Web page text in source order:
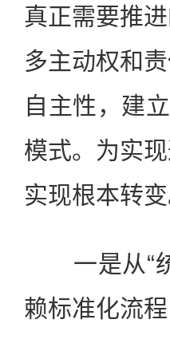
真正需要推
多主动权和
自主性，建
模式。为实
实现根本转变
一是从“统
赖标准化流